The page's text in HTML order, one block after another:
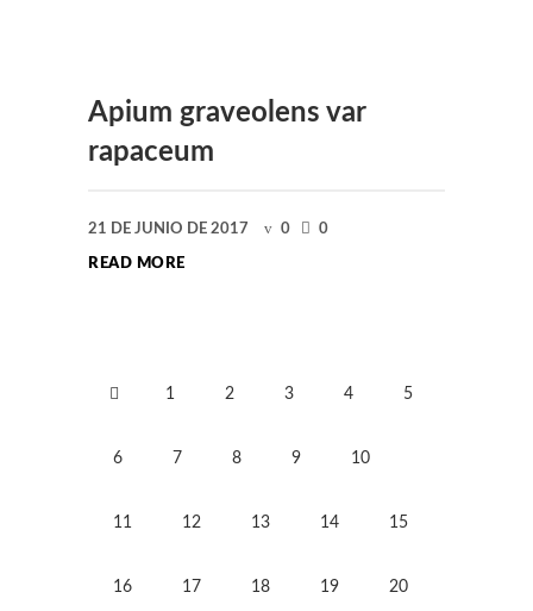
Apium graveolens var
rapaceum
21 DE JUNIO DE 2017 0 0
READ MORE
1 2 3 4 5
6 7 8 9 10
11 12 13 14 15
16 17 18 19 20